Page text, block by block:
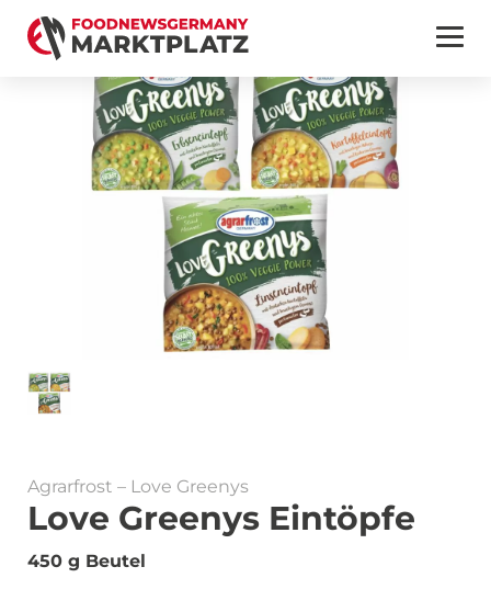
Agrarfrost – Love Greenys
Love Greenys Eintöpfe
450 g Beutel